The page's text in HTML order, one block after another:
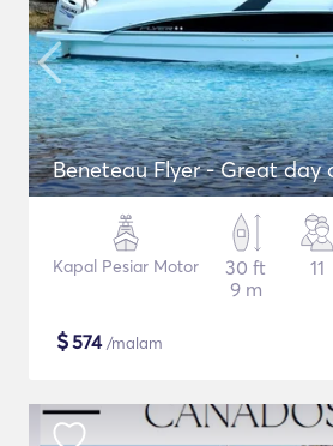
Beneteau Flyer - Great day
Kapal Pesiar Motor
30 ft
9 m
11
$574/malam